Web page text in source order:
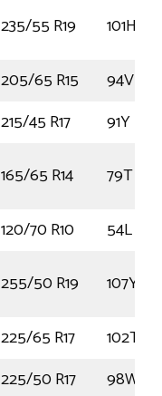
235/55 R19
101H
205/65 R15
94V
215/45 R17
91Y
165/65 R14
79T
120/70 R10
54L
255/50 R19
107Y
225/65 R17
102T
225/50 R17
98W